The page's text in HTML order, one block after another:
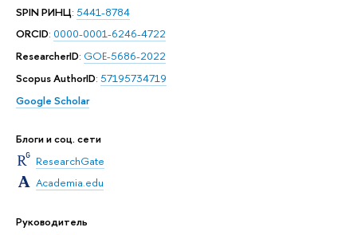
SPIN РИНЦ: 5441-8784
ORCID: 0000-0001-6246-4722
ResearcherID: GOE-5686-2022
Scopus AuthorID: 57195734719
Google Scholar
Блоги и соц. сети
ResearchGate
Academia.edu
Руководитель